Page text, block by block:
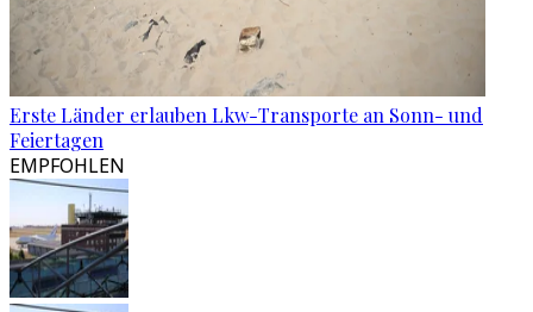
Erste Länder erlauben Lkw-Transporte an Sonn- und
Feiertagen
EMPFOHLEN